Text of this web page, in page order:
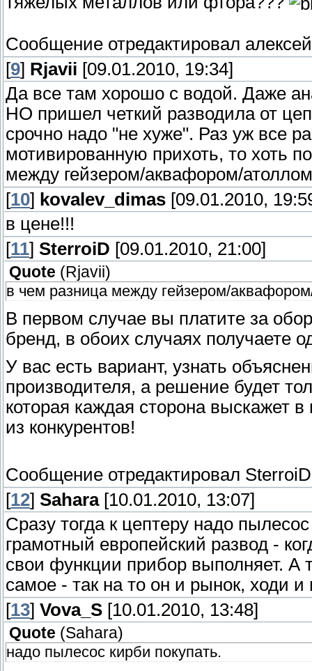
Сообщение отредактировал
[9] Rjavii [09.01.2010, 19:34]
Да все там хорошо с водой. Даже
НО пришел четкий разводила от
срочно надо "не хуже". Раз уж все
мотивированную прихоть, то хоть
между гейзером/аквафором/
[10] kovalev_dimas [09.01.2010,
в цене!!!
[11] SterroiD [09.01.2010, 21:00]
Quote ( Rjavii)
в чем разница между гейзером/
В первом случае вы платите за
бренд, в обоих случаях получаете
У вас есть вариант, узнать
производителя, а решение будет
которая каждая сторона выскажет в
из конкурентов!
Сообщение отредактировал SterroiD
[12] Sahara[10.01.2010, 13:07]
Сразу тогда к цептеру надо
грамотный европейский развод -
свои функции прибор выполняет. А
самое - так на то он и рынок, ходи
[13] Vova_S [10.01.2010, 13:48]
Quote (Sahara)
надо пылесос кирби покупать.